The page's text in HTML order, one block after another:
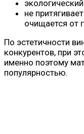
не
очищается от
По эстетичности
конкурентов, при
именно поэтому
популярностью.